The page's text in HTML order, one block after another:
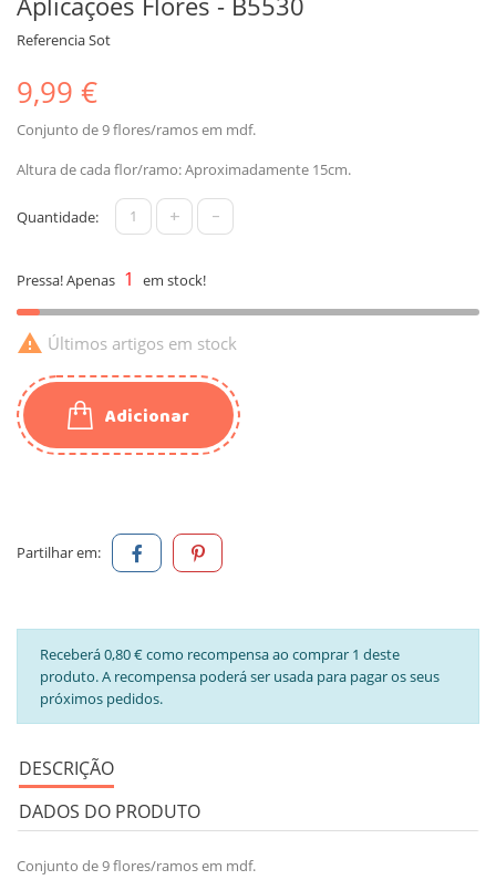
ReferenciaSot
9,99 €
Conjunto de 9 flores/ramos em mdf.
Altura de cada flor/ramo: Aproximadamente 15cm.
Quantidade: + -
Pressa! Apenas 1 em stock!
 Últimos artigos em stock
Adicionar
Partilhar em:
Receberá 0,80 € como recompensa ao comprar 1 deste
produto. A recompensa poderá ser usada para pagar os seus
próximos pedidos.
DESCRIÇÃO
DADOS DO PRODUTO
Conjunto de 9 flores/ramos em mdf.